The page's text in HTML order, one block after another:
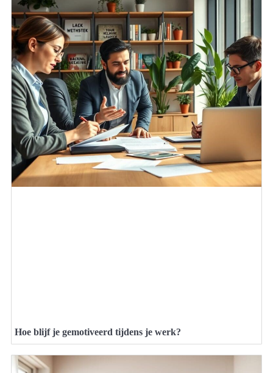
Hoe blijf je gemotiveerd tijdens je werk?